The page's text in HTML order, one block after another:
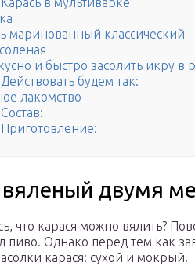
маринованный классический
и быстро засолить икру в
Действовать будем так:
лакомство
Состав:
Приготовление:
вяленый двумя
что карася можно вялить?
пиво. Однако перед тем как
карася: сухой и мокрый.